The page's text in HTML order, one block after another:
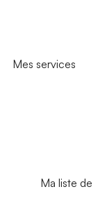
Mes services
Ma liste de